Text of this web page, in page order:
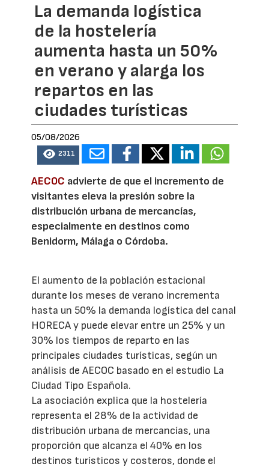
La demanda logística
de la hostelería
aumenta hasta un 50%
en verano y alarga los
repartos en las
ciudades turísticas
05/08/2026
2311
AECOC advierte de que el incremento de
visitantes eleva la presión sobre la
distribución urbana de mercancías,
especialmente en destinos como
Benidorm, Málaga o Córdoba.
El aumento de la población estacional
durante los meses de verano incrementa
hasta un 50% la demanda logística del canal
HORECA y puede elevar entre un 25% y un
30% los tiempos de reparto en las
principales ciudades turísticas, según un
análisis de AECOC basado en el estudio La
Ciudad Tipo Española.
La asociación explica que la hostelería
representa el 28% de la actividad de
distribución urbana de mercancías, una
proporción que alcanza el 40% en los
destinos turísticos y costeros, donde el